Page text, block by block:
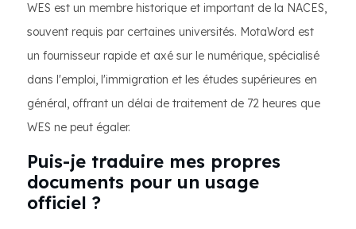
WES est un membre historique et important de la NACES,
souvent requis par certaines universités. MotaWord est
un fournisseur rapide et axé sur le numérique, spécialisé
dans l'emploi, l'immigration et les études supérieures en
général, offrant un délai de traitement de 72 heures que
WES ne peut égaler.
Puis-je traduire mes propres
documents pour un usage
officiel ?